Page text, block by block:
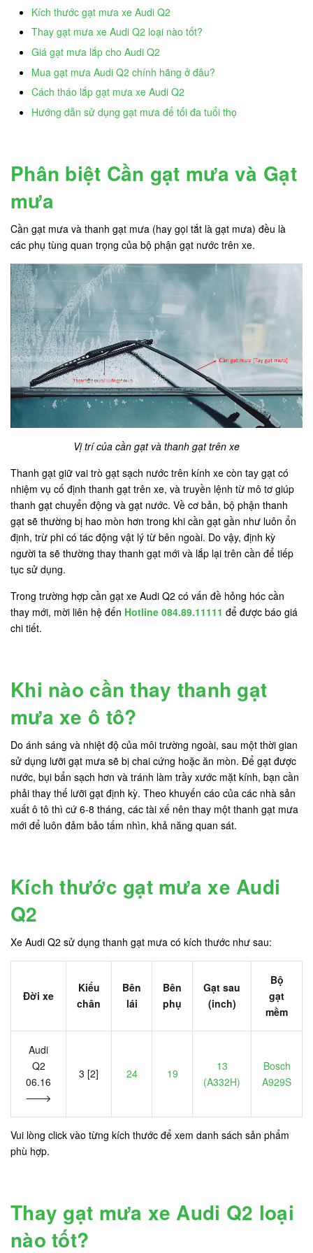
Kích thước gạt mưa xe Audi Q2
Thay gạt mưa xe Audi Q2 loại nào tốt?
Giá gạt mưa lắp cho Audi Q2
Mua gạt mưa Audi Q2 chính hãng ở đâu?
Cách tháo lắp gạt mưa xe Audi Q2
Hướng dẫn sử dụng gạt mưa để tối đa tuổi thọ
Phân biệt Cần gạt mưa và Gạt
mưa
Cần gạt mưa và thanh gạt mưa (hay gọi tắt là gạt mưa) đều là
các phụ tùng quan trọng của bộ phận gạt nước trên xe.
Vị trí của cần gạt và thanh gạt trên xe
Thanh gạt giữ vai trò gạt sạch nước trên kính xe còn tay gạt có
nhiệm vụ cố định thanh gạt trên xe, và truyền lệnh từ mô tơ giúp
thanh gạt chuyển động và gạt nước. Về cơ bản, bộ phận thanh
gạt sẽ thường bị hao mòn hơn trong khi cần gạt gần như luôn ổn
định, trừ phi có tác động vật lý từ bên ngoài. Do vậy, định kỳ
người ta sẽ thường thay thanh gạt mới và lắp lại trên cần để tiếp
tục sử dụng.
Trong trường hợp cần gạt xe Audi Q2 có vấn đề hỏng hóc cần
thay mới, mời liên hệ đến Hotline 084.89.11111 để được báo giá
chi tiết.
Khi nào cần thay thanh gạt
mưa xe ô tô?
Do ánh sáng và nhiệt độ của môi trường ngoài, sau một thời gian
sử dụng lưỡi gạt mưa sẽ bị chai cứng hoặc ăn mòn. Để gạt được
nước, bụi bẩn sạch hơn và tránh làm trầy xước mặt kính, bạn cần
phải thay thế lưỡi gạt định kỳ. Theo khuyến cáo của các nhà sản
xuất ô tô thì cứ 6-8 tháng, các tài xế nên thay một thanh gạt mưa
mới để luôn đảm bảo tấm nhìn, khả năng quan sát.
Kích thước gạt mưa xe Audi
Q2
Xe Audi Q2 sử dụng thanh gạt mưa có kích thước như sau:
Đời xe
Kiểu
chân
Bên
lái
Bên
phụ
Gạt sau
(inch)
Bộ
gạt
mềm
Audi
Q2
06.16
🡒
3 [2] 24 19
13
(A332H)
Bosch
A929S
Vui lòng click vào từng kích thước để xem danh sách sản phẩm
phù hợp.
Thay gạt mưa xe Audi Q2 loại
nào tốt?